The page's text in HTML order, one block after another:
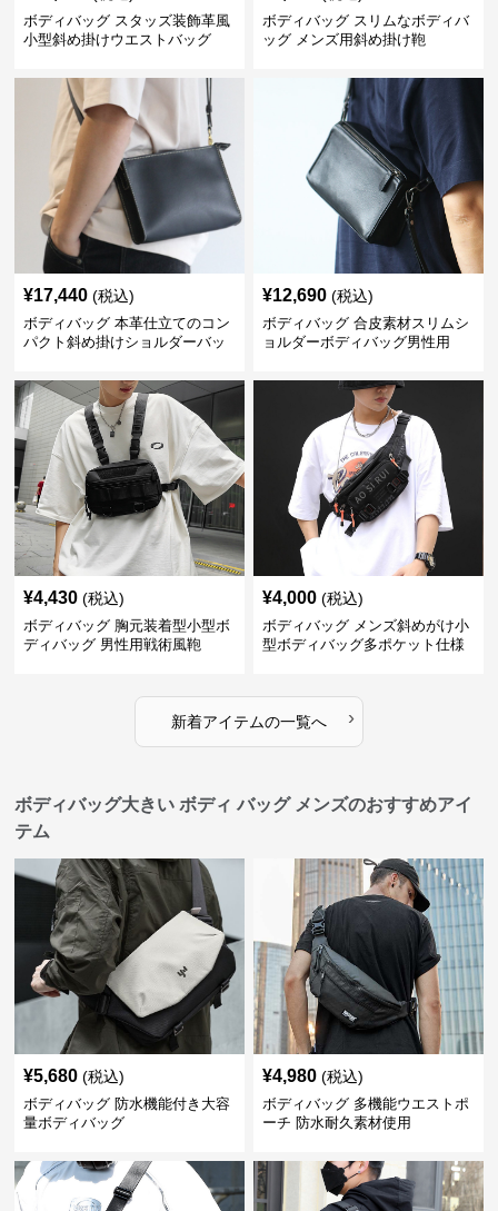
ボディバッグ スタッズ装飾革風
小型斜め掛けウエストバッグ
ボディバッグ スリムなボディバ
ッグ メンズ用斜め掛け鞄
¥17,440 (税込)
ボディバッグ 本革仕立てのコン
パクト斜め掛けショルダーバッ
¥12,690 (税込)
ボディバッグ 合皮素材スリムシ
ョルダーボディバッグ男性用
¥4,430 (税込)
ボディバッグ 胸元装着型小型ボ
ディバッグ 男性用戦術風鞄
¥4,000 (税込)
ボディバッグ メンズ斜めがけ小
型ボディバッグ多ポケット仕様
新着アイテムの一覧へ ›
ボディバッグ大きい ボディ バッグ メンズのおすすめアイ
テム
¥5,680 (税込)
ボディバッグ 防水機能付き大容
量ボディバッグ
¥4,980 (税込)
ボディバッグ 多機能ウエストポ
ーチ 防水耐久素材使用